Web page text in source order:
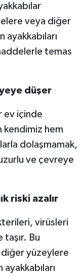
veya diğer
temas
düşer
ev içinde
kendimiz hem
dolaşmamak,
ve çevreye
riski azalır
virüsleri
Bu
diğer yüzeylere